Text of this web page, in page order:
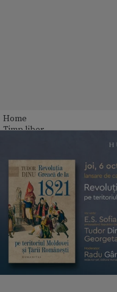
Home
Timp liber